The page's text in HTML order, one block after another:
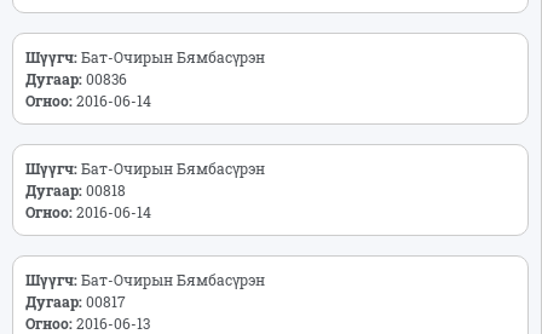
Шүүгч:Бат-Очирын Бямбасүрэн
Дугаар:00836
Огноо:2016-06-14
Шүүгч:Бат-Очирын Бямбасүрэн
Дугаар:00818
Огноо:2016-06-14
Шүүгч:Бат-Очирын Бямбасүрэн
Дугаар:00817
Огноо:2016-06-13